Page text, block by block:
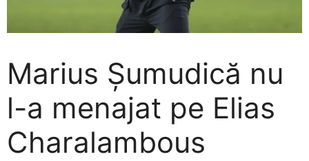
Marius Șumudică nu
l-a menajat pe Elias
Charalambous